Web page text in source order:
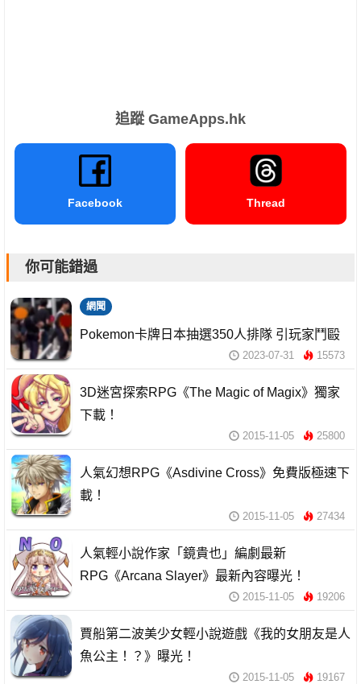
追蹤 GameApps.hk
Facebook Thread
你可能錯過
網聞
Pokemon卡牌日本抽選350人排隊 引玩家鬥毆
2023-07-31 15573
3D迷宮探索RPG《The Magic of Magix》獨家
下載！
2015-11-05 25800
人氣幻想RPG《Asdivine Cross》免費版極速下
載！
2015-11-05 27434
人氣輕小說作家「鏡貴也」編劇最新
RPG《Arcana Slayer》最新內容曝光！
2015-11-05 19206
賈船第二波美少女輕小說遊戲《我的女朋友是人
魚公主！？》曝光！
2015-11-05 19167